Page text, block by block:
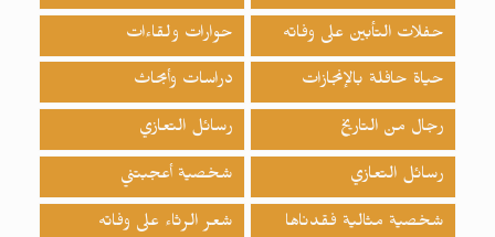
حفلات التأبين على وفاته حوارات ولقاءات
حياة حافلة بالإنجازات دراسات وأبحاث
رجال من التاريخ رسائل التعازي
رسائل التعازي شخصية أعجبتني
شخصية مثالية فقدناها شعر الرثاء على وفاته